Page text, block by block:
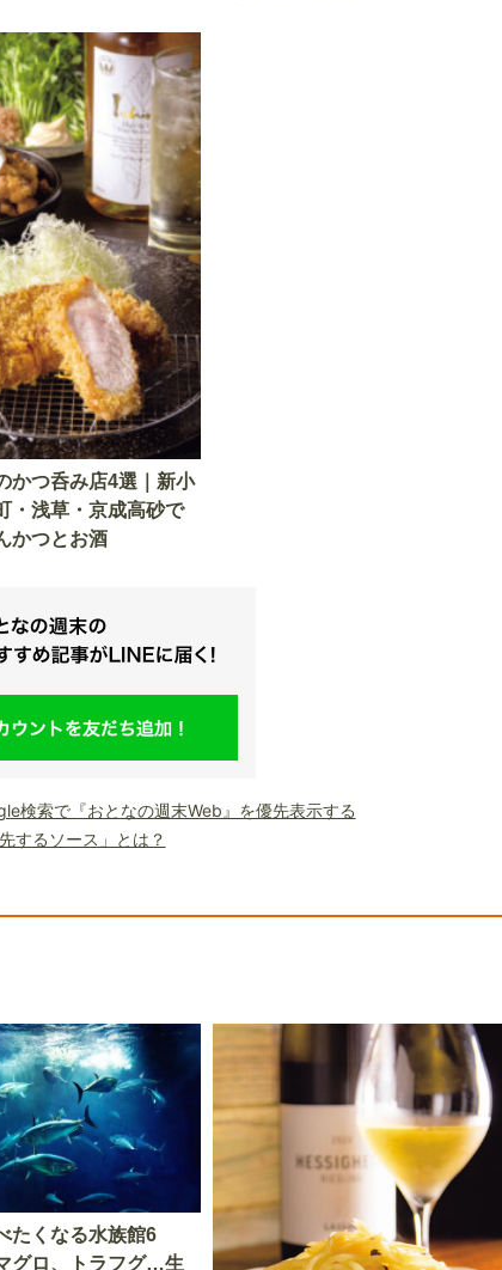
かつ呑み店4選｜新小
・浅草・京成高砂で
かつとお酒
検索で『おとなの週末Web』を優先表示する
先するソース」とは？
たくなる水族館6
グロ、トラフグ…生